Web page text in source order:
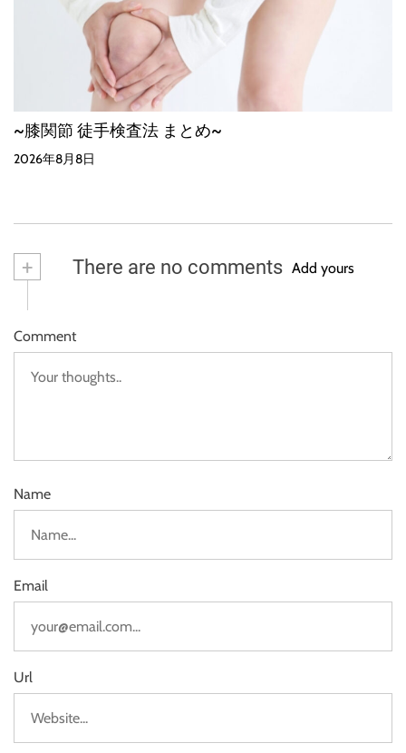
~膝関節 徒手検査法 まとめ~
2026年8月8日
+ There are no comments Add yours
Comment
Name
Email
Url